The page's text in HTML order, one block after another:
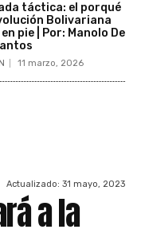
táctica: el porqué
Bolivariana
pie | Por: Manolo De
11 marzo, 2026